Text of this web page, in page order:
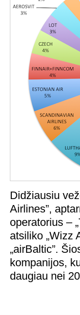
Didžiausiu
Airlines”,
operatorius –
atsiliko „Wizz
„airBaltic”.
kompanijos,
daugiau nei